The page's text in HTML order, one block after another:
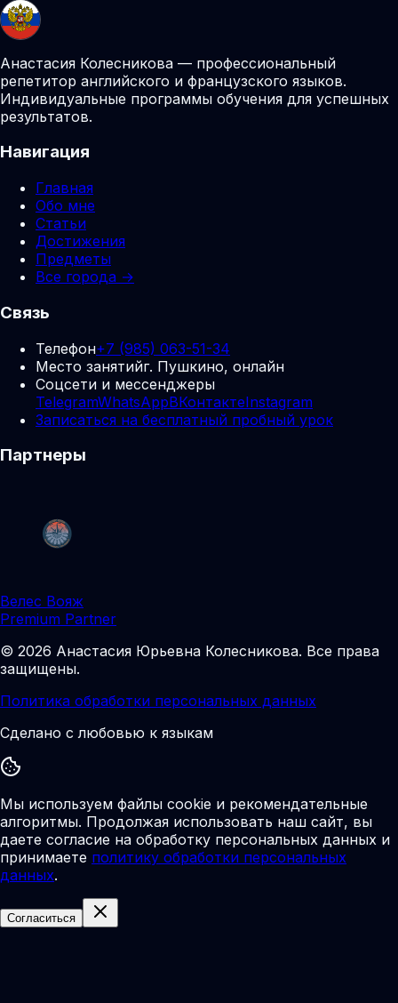
Анастасия Колесникова — профессиональный
репетитор английского и французского языков.
Индивидуальные программы обучения для успешных
результатов.
Навигация
Главная
Обо мне
Статьи
Достижения
Предметы
Все города →
Связь
Телефон+7 (985) 063-51-34
Место занятийг. Пушкино, онлайн
Соцсети и мессенджеры
TelegramWhatsAppВКонтактеInstagram
Записаться на бесплатный пробный урок
Партнеры
Велес Вояж
Premium Partner
© 2026 Анастасия Юрьевна Колесникова. Все права
защищены.
Политика обработки персональных данных
Сделано с любовью к языкам
Мы используем файлы cookie и рекомендательные
алгоритмы. Продолжая использовать наш сайт, вы
даете согласие на обработку персональных данных и
принимаете политику обработки персональных
данных.
Согласиться